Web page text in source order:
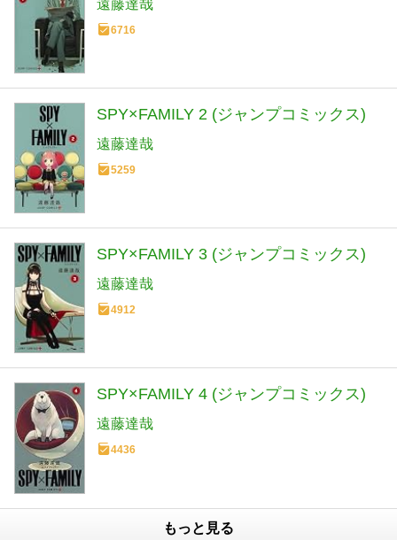
遠藤達哉
6716
SPY×FAMILY 2 (ジャンプコミックス)
遠藤達哉
5259
SPY×FAMILY 3 (ジャンプコミックス)
遠藤達哉
4912
SPY×FAMILY 4 (ジャンプコミックス)
遠藤達哉
4436
もっと見る